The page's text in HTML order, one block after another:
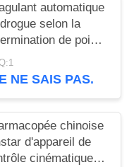
automatique
selon la
de point
USP40
NE SAIS PAS.
chinoise
d'appareil de
cinématique